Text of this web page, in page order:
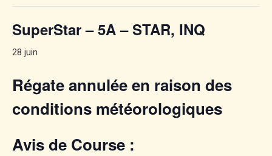
SuperStar – 5A – STAR, INQ
28 juin
Régate annulée en raison des
conditions météorologiques
Avis de Course :